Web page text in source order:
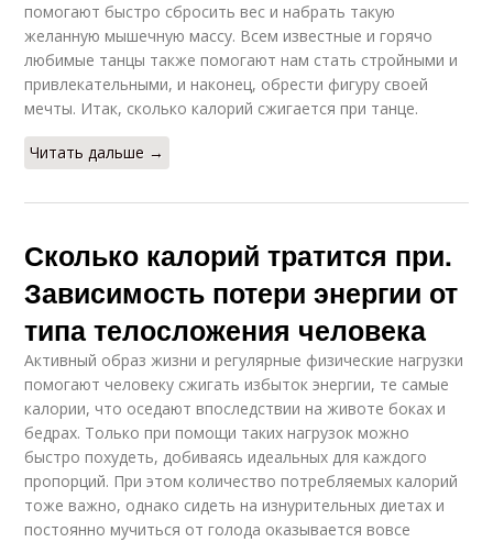
помогают быстро сбросить вес и набрать такую
желанную мышечную массу. Всем известные и горячо
любимые танцы также помогают нам стать стройными и
привлекательными, и наконец, обрести фигуру своей
мечты. Итак, сколько калорий сжигается при танце.
Читать дальше →
Сколько калорий тратится при.
Зависимость потери энергии от
типа телосложения человека
Активный образ жизни и регулярные физические нагрузки
помогают человеку сжигать избыток энергии, те самые
калории, что оседают впоследствии на животе боках и
бедрах. Только при помощи таких нагрузок можно
быстро похудеть, добиваясь идеальных для каждого
пропорций. При этом количество потребляемых калорий
тоже важно, однако сидеть на изнурительных диетах и
постоянно мучиться от голода оказывается вовсе